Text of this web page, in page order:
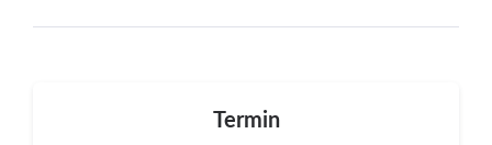
Termin